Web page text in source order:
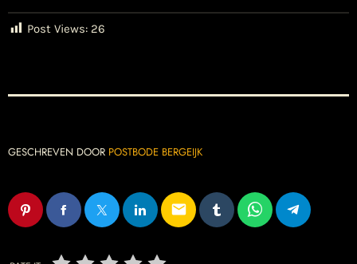
Post Views: 26
GESCHREVEN DOOR POSTBODE BERGEIJK
email